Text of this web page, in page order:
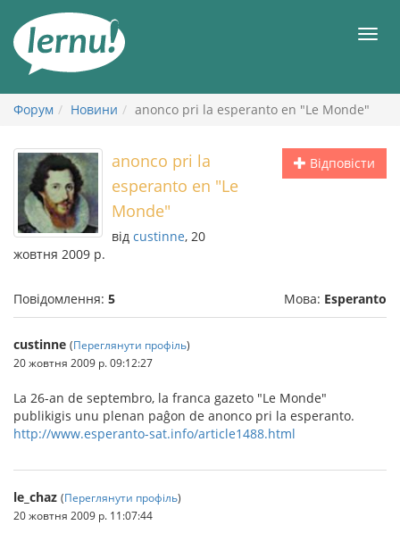
змісту
Форум Новини anonco pri la esperanto en "Le Monde"
Відповісти
anonco pri la
esperanto en "Le
Monde"
від custinne, 20
жовтня 2009 р.
Повідомлення: 5 Мова: Esperanto
custinne (Переглянути профіль)
20 жовтня 2009 р. 09:12:27
La 26-an de septembro, la franca gazeto "Le Monde"
publikigis unu plenan paĝon de anonco pri la esperanto.
http://www.esperanto-sat.info/article1488.html
le_chaz (Переглянути профіль)
20 жовтня 2009 р. 11:07:44